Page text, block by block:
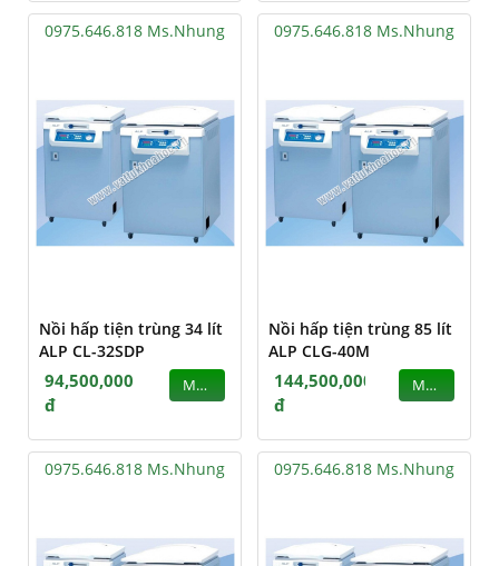
0975.646.818 Ms.Nhung
Nồi hấp tiện trùng 34 lít
ALP CL-32SDP
94,500,000
đ
MUA
0975.646.818 Ms.Nhung
Nồi hấp tiện trùng 85 lít
ALP CLG-40M
144,500,000
đ
MUA
0975.646.818 Ms.Nhung 0975.646.818 Ms.Nhung